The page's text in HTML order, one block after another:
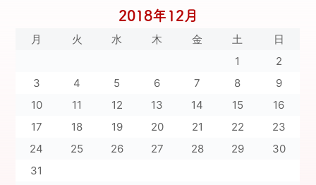
2018年12月
月 火 水 木 金 土 日
1
2
3
4 5 6 7 8
9
10
11 12 13 14 15
16
17
18 19 20 21 22
23
24
25 26 27 28 29
30
31